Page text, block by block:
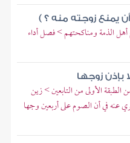
يمنع زوجته منه ؟ )
الذمة ومناكحتهم > فصل أداء
بإذن زوجها
الأولى من التابعين > زين
عنه في أن الصوم على أربعين وجها